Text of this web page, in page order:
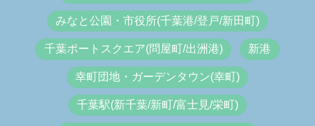
みなと公園・市役所(千葉港/登戸/新田町)
千葉ポートスクエア(問屋町/出洲港) 新港
幸町団地・ガーデンタウン(幸町)
千葉駅(新千葉/新町/富士見/栄町)